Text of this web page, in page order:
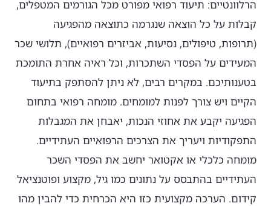
הרלוונטיים: תיעוד רפואי מפורט מכל הגורמים המטפלים,
קבלות על כל הוצאה שנגרמה כתוצאה מהפגיעה
(תרופות, טיפולים, נסיעות, אביזרים רפואיים), תלושי שכר
המעידים על הפסדי השתכרות, וכל ראיה אחרת התומכת
בטענותיכם. במקרים רבים, לא ניתן להסתפק בתיעוד
הקיים ויש צורך לפנות למומחים. מומחה רפואי בתחום
הפגיעה יקבע את אחוזי הנכות, יאבחן את המגבלות
התפקודיות ויעריך את הצרכים הרפואיים העתידיים.
מומחה כלכלי או אקטואר יחשב את הפסדי השכר
העתידיים בהתבסס על נתונים כמו גיל, מקצוע ופוטנציאל
קידום. הערכה מקצועית כזו היא הכרחית כדי להבין מהו